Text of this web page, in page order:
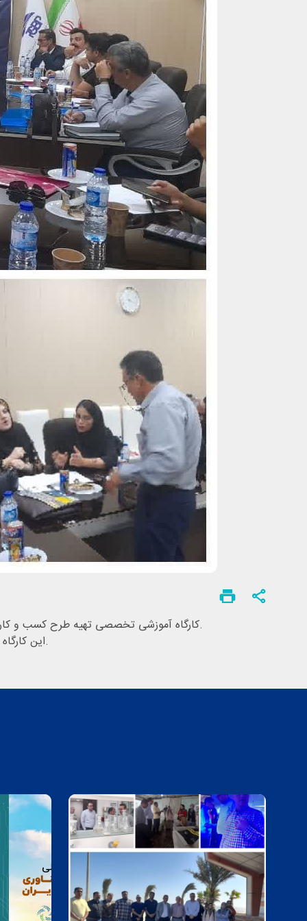
کارگاه آموزشی تخصصی تهیه طرح کسب و کار با حضور اساتید، دانشجویان، صاحبان ایده و ... از ساعت 8:00 الی 16:00 در محل پارک زیست فناوری خلیج فارس قشم برگزار شد.
این کارگاه با حضور استاد برجسته دکتر مصطفی کریمیان اقبال عضو بنیان گذار پارک های علم و فناوری در ایران بصورت تئوری و عملی برگزار شد.